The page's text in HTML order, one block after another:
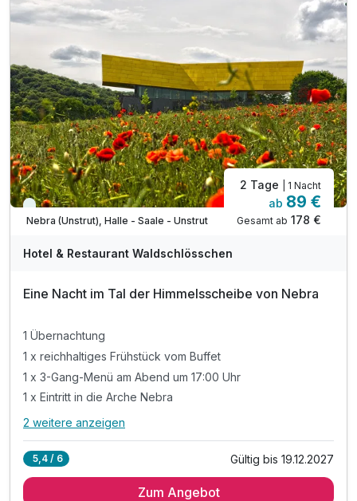
inkl. Parkplatz am Hotel
Immer verfügbar
Nebra (Unstrut), Halle - Saale - Unstrut
2 Tage | 1 Nacht
ab 89 €
Gesamt ab 178 €
Hotel & Restaurant Waldschlösschen
Eine Nacht im Tal der Himmelsscheibe von Nebra
1 Übernachtung
1 x reichhaltiges Frühstück vom Buffet
1 x 3-Gang-Menü am Abend um 17:00 Uhr
1 x Eintritt in die Arche Nebra
Alle Inklusivleistungen
1 x reichhaltiges Frühstück vom Buffet
2 weitere anzeigen
5,4 / 6 Gültig bis 19.12.2027
Zum Angebot